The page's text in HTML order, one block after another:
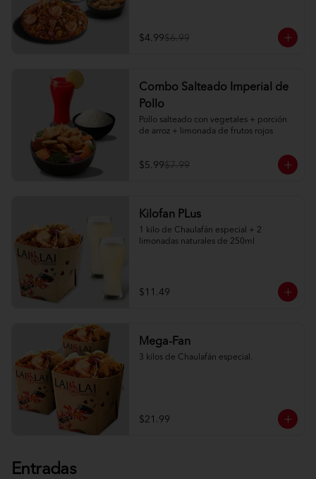
$4.99$6.99
Combo Salteado Imperial de
Pollo
Pollo salteado con vegetales + porción
de arroz + limonada de frutos rojos
$5.99$7.99
Kilofan PLus
1 kilo de Chaulafán especial + 2
limonadas naturales de 250ml
$11.49
Mega-Fan
3 kilos de Chaulafán especial.
$21.99
Entradas